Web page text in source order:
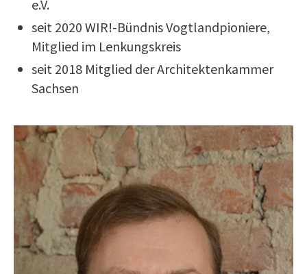
e.V.
seit 2020 WIR!-Bündnis Vogtlandpioniere,
Mitglied im Lenkungskreis
seit 2018 Mitglied der Architektenkammer
Sachsen